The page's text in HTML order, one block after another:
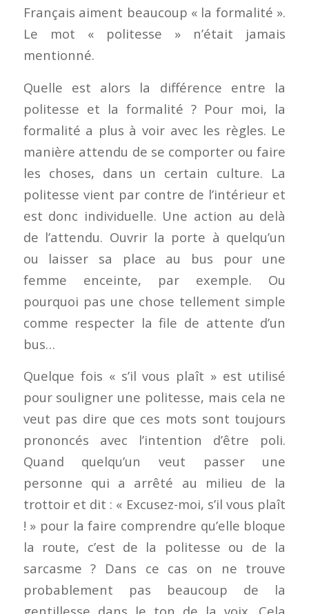
Français aiment beaucoup « la formalité ».
Le mot « politesse » n’était jamais
mentionné.
Quelle est alors la différence entre la
politesse et la formalité ? Pour moi, la
formalité a plus à voir avec les règles. Le
manière attendu de se comporter ou faire
les choses, dans un certain culture. La
politesse vient par contre de l’intérieur et
est donc individuelle. Une action au delà
de l’attendu. Ouvrir la porte à quelqu’un
ou laisser sa place au bus pour une
femme enceinte, par exemple. Ou
pourquoi pas une chose tellement simple
comme respecter la file de attente d’un
bus…
Quelque fois « s’il vous plaît » est utilisé
pour souligner une politesse, mais cela ne
veut pas dire que ces mots sont toujours
prononcés avec l’intention d’être poli.
Quand quelqu’un veut passer une
personne qui a arrêté au milieu de la
trottoir et dit : « Excusez-moi, s’il vous plaît
! » pour la faire comprendre qu’elle bloque
la route, c’est de la politesse ou de la
sarcasme ? Dans ce cas on ne trouve
probablement pas beaucoup de la